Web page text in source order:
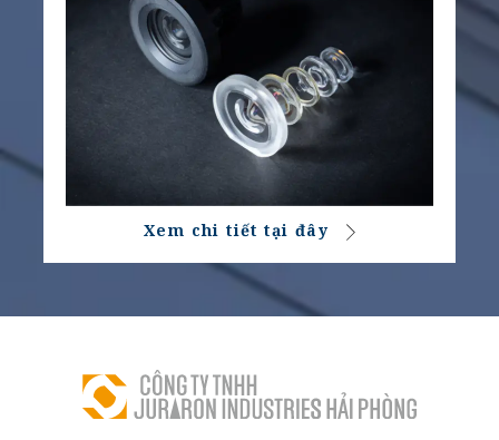
Xem chi tiết tại đây